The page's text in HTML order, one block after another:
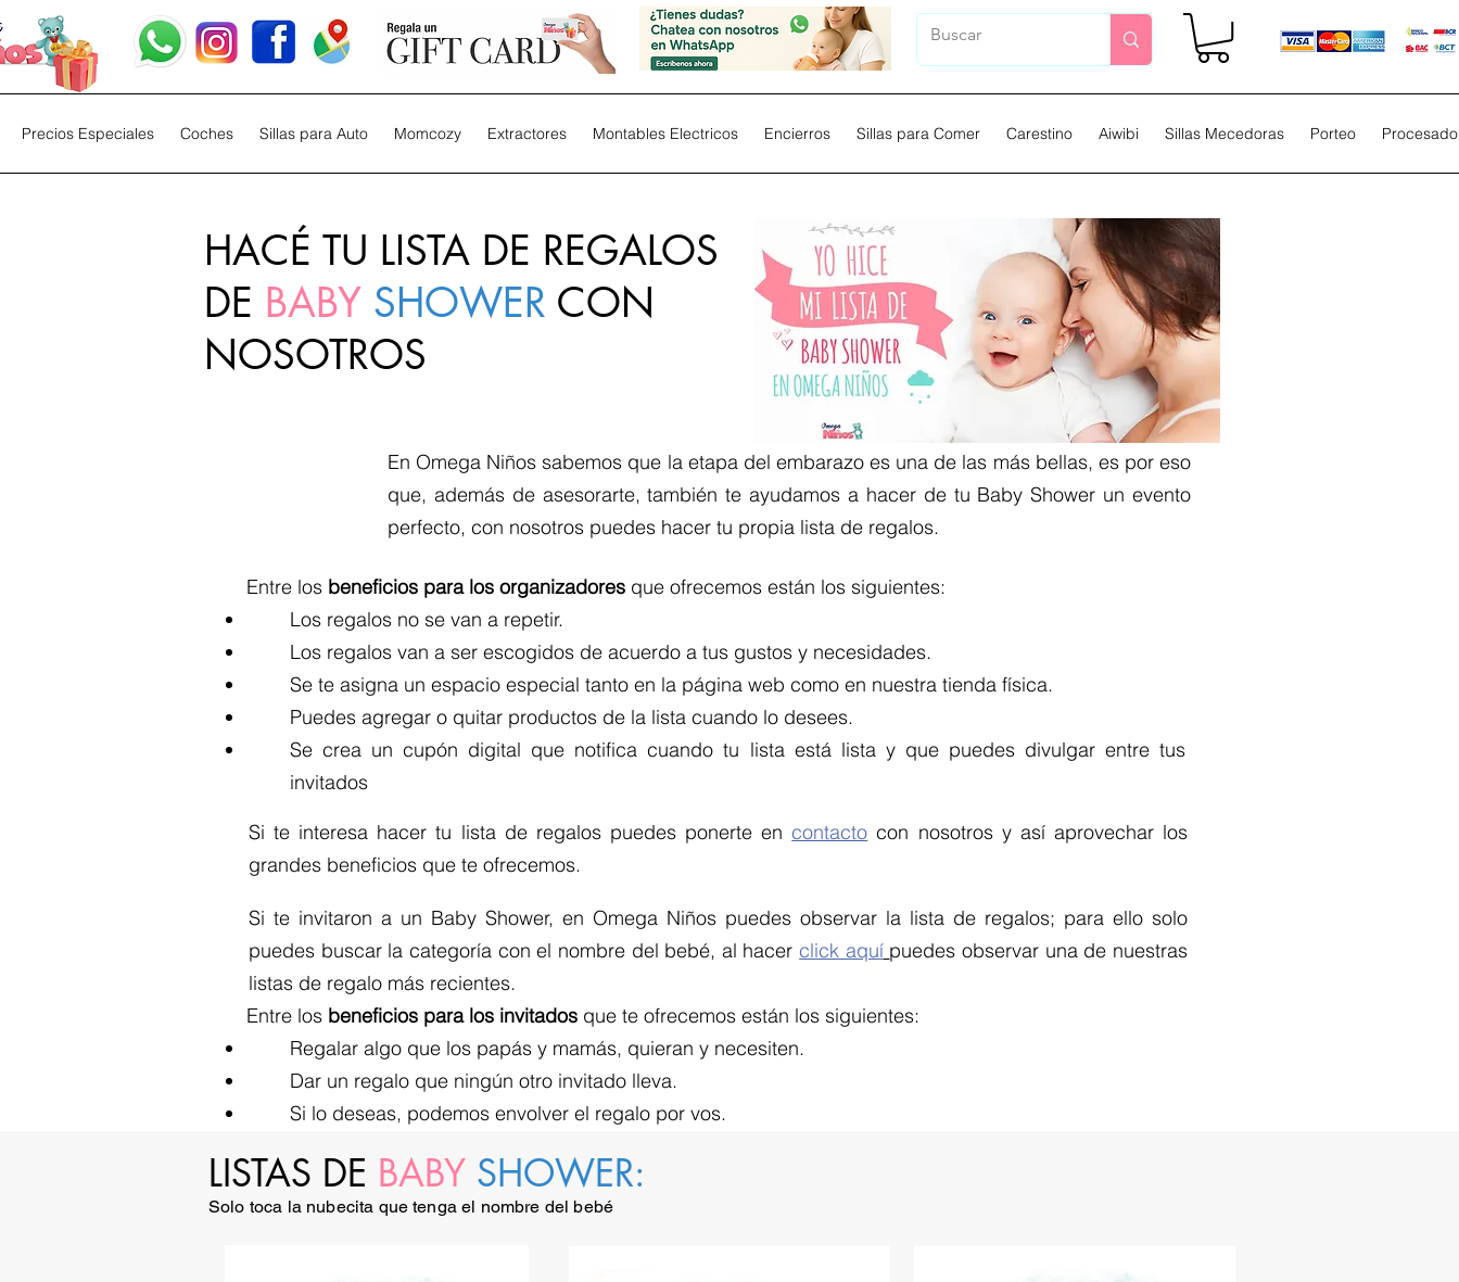
Precios Especiales Coches Sillas para Auto Momcozy Extractores Montables Electricos Encierros Sillas para Comer Carestino Aiwibi Sillas Mecedoras Porteo
HACÉ TU LISTA DE REGALOS
DE BABY SHOWER CON
NOSOTROS
En Omega Niños sabemos que la etapa del embarazo es una de las más bellas, es por eso
que, además de asesorarte, también te ayudamos a hacer de tu Baby Shower un evento
perfecto, con nosotros puedes hacer tu propia lista de regalos.
Entre los beneficios para los organizadores que ofrecemos están los siguientes:
Los regalos no se van a repetir.
Los regalos van a ser escogidos de acuerdo a tus gustos y necesidades.
Se te asigna un espacio especial tanto en la página web como en nuestra tienda física.
Puedes agregar o quitar productos de la lista cuando lo desees.
Se crea un cupón digital que notifica cuando tu lista está lista y que puedes divulgar entre tus
invitados
Si te interesa hacer tu lista de regalos puedes ponerte en contacto con nosotros y así aprovechar los
grandes beneficios que te ofrecemos.
Si te invitaron a un Baby Shower, en Omega Niños puedes observar la lista de regalos; para ello solo
puedes buscar la categoría con el nombre del bebé, al hacer click aquí puedes observar una de nuestras
listas de regalo más recientes.
Entre los beneficios para los invitados que te ofrecemos están los siguientes:
Regalar algo que los papás y mamás, quieran y necesiten.
Dar un regalo que ningún otro invitado lleva.
Si lo deseas, podemos envolver el regalo por vos.
LISTAS DE BABY SHOWER:
Solo toca la nubecita que tenga el nombre del bebé